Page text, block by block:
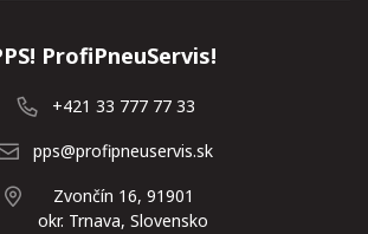
ProfiPneuServis!
+421 33 777 77 33
pps@profipneuservis.sk
Zvončín 16, 91901
okr. Trnava, Slovensko